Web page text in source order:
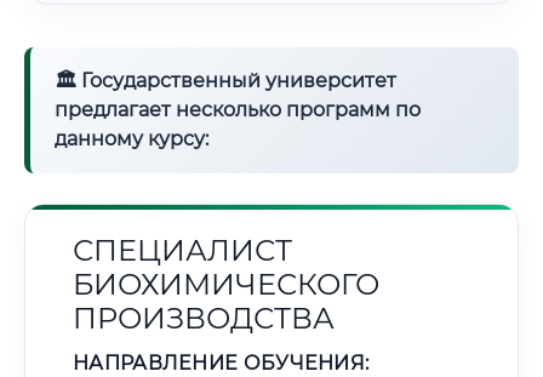
🏛 Государственный университет
предлагает несколько программ по
данному курсу:
СПЕЦИАЛИСТ
БИОХИМИЧЕСКОГО
ПРОИЗВОДСТВА
НАПРАВЛЕНИЕ ОБУЧЕНИЯ: